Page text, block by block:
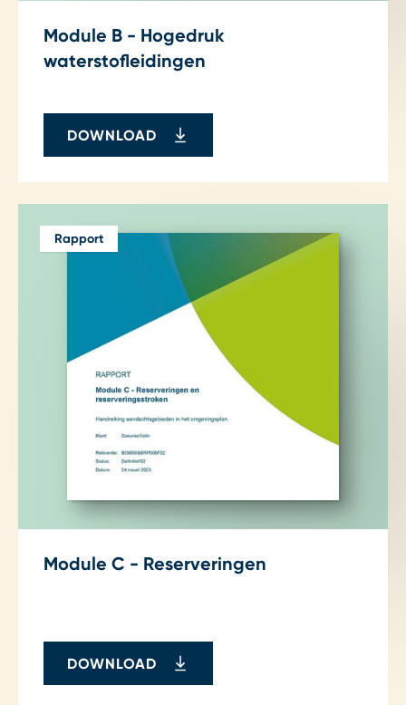
Module B - Hogedruk
waterstofleidingen
DOWNLOAD
Rapport
Module C - Reserveringen
DOWNLOAD